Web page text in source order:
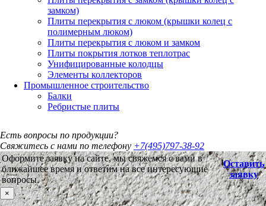
замком)
Плиты перекрытия с люком (крышки колец с
полимерным люком)
Плиты перекрытия с люком и замком
Плиты покрытия лотков теплотрас
Унифицированные колодцы
Элементы коллекторов
Промышленное строительство
Балки
Ребристые плиты
Есть вопросы по продукции?
Свяжитесь с нами по телефону +7(495)797-38-92
Оформите заявку на сайте, мы свяжемся с вами в
ближайшее время и ответим на все интересующие
вопросы.
Оставить
заявку
×